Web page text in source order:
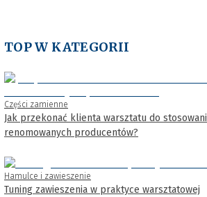
TOP W KATEGORII
Części zamienne
Jak przekonać klienta warsztatu do
renomowanych producentów?
Hamulce i zawieszenie
Tuning zawieszenia w praktyce warsztatowej